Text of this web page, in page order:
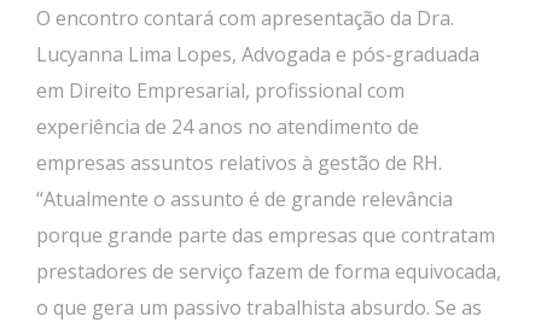
O encontro contará com apresentação da Dra.
Lucyanna Lima Lopes, Advogada e pós-graduada
em Direito Empresarial, profissional com
experiência de 24 anos no atendimento de
empresas assuntos relativos à gestão de RH.
“Atualmente o assunto é de grande relevância
porque grande parte das empresas que contratam
prestadores de serviço fazem de forma equivocada,
o que gera um passivo trabalhista absurdo. Se as